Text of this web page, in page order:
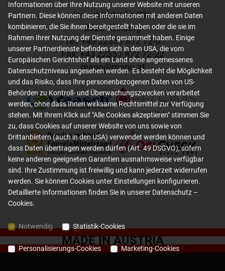
Industriestraße 23a
2325 Himberg
Tel: +43 2235 / 872 72-0
Fax: +43 2235 / 872 72-22
mapo@mapo.at
MADE IN AUSTRIA
Informationen über Ihre Nutzung unserer Website mit unseren
Partnern. Diese können diese Informationen mit anderen Daten
kombinieren, die Sie ihnen bereitgestellt haben oder die sie im
Rahmen Ihrer Nutzung der Dienste gesammelt haben. Einige
unserer Partnerdienste befinden sich in den USA, die vom
Europäischen Gerichtshof als ein Land ohne angemessenes
Datenschutzniveau angesehen werden. Es besteht die Möglichkeit
und das Risiko, dass Ihre personenbezogenen Daten von US-
Behörden zu Kontroll- und Überwachungszwecken verarbeitet
werden, ohne dass Ihnen wirksame Rechtsmittel zur Verfügung
stehen. Mit Ihrem Klick auf "Alle Cookies akzeptieren" stimmen Sie
zu, dass Cookies auf unserer Website von uns sowie von
Drittanbietern (auch in den USA) verwendet werden können und
dass Daten übertragen werden dürfen (Art. 49 DSGVO), sofern
keine anderen geeigneten Garantien ausnahmsweise verfügbar
sind. Ihre Zustimmung ist freiwillig und kann jederzeit widerrufen
werden. Sie können Cookies unter Einstellungen konfigurieren.
Detaillierte Informationen finden Sie in unserer Datenschutz –
Cookies.
Notwendig Statistik-Cookies
Personalisierungs-Cookies Marketing-Cookies